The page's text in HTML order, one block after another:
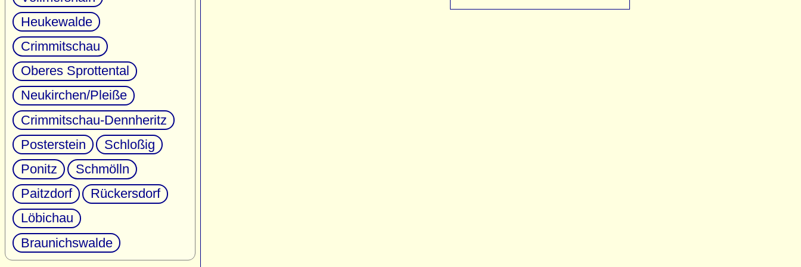
Heukewalde
Crimmitschau
Oberes Sprottental
Neukirchen/Pleiße
Crimmitschau-Dennheritz
Posterstein
Schloßig
Ponitz
Schmölln
Paitzdorf
Rückersdorf
Löbichau
Braunichswalde